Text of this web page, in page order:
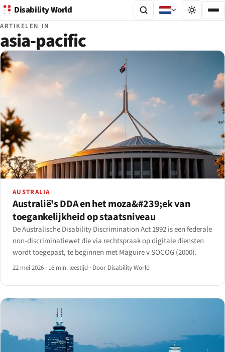
Disability World
ARTIKELEN IN
asia-pacific
AUSTRALIA
Australië's DDA en het moza&#239;ek van
toegankelijkheid op staatsniveau
De Australische Disability Discrimination Act 1992 is een federale
non-discriminatiewet die via rechtspraak op digitale diensten
wordt toegepast, te beginnen met Maguire v SOCOG (2000).
22 mei 2026 · 16 min. leestijd · Door Disability World